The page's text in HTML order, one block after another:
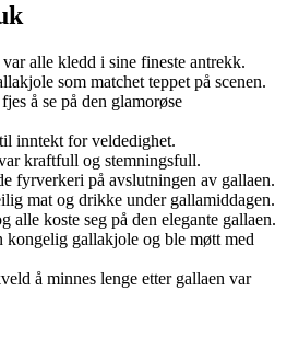
alle kledd i sine fineste antrekk.
som matchet teppet på scenen.
å se på den glamorøse
inntekt for veldedighet.
kraftfull og stemningsfull.
fyrverkeri på avslutningen av gallaen.
mat og drikke under gallamiddagen.
alle koste seg på den elegante gallaen.
kongelig gallakjole og ble møtt med
å minnes lenge etter gallaen var